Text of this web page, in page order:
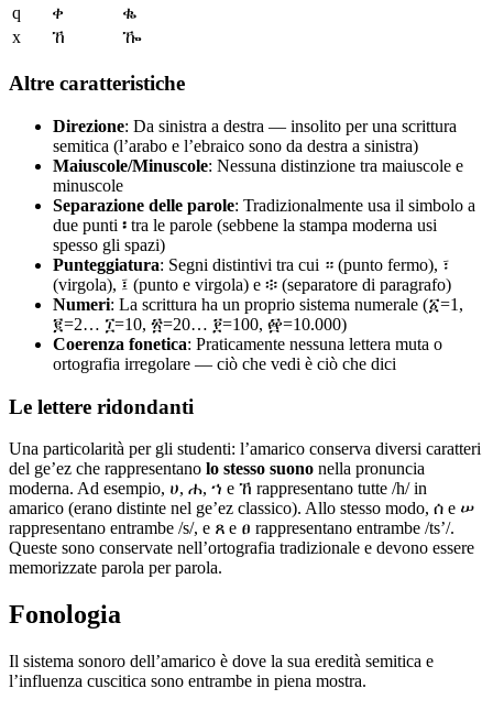
q
ቀ
ቈ
x
ኸ ዀ
Altre caratteristiche
Direzione: Da sinistra a destra — insolito per una scrittura
semitica (l’arabo e l’ebraico sono da destra a sinistra)
Maiuscole/Minuscole: Nessuna distinzione tra maiuscole e
minuscole
Separazione delle parole: Tradizionalmente usa il simbolo a
due punti ፡ tra le parole (sebbene la stampa moderna usi
spesso gli spazi)
Punteggiatura: Segni distintivi tra cui ። (punto fermo), ፣
(virgola), ፤ (punto e virgola) e ፨ (separatore di paragrafo)
Numeri: La scrittura ha un proprio sistema numerale (፩=1,
፪=2… ፲=10, ፳=20… ፻=100, ፼=10.000)
Coerenza fonetica: Praticamente nessuna lettera muta o
ortografia irregolare — ciò che vedi è ciò che dici
Le lettere ridondanti
Una particolarità per gli studenti: l’amarico conserva diversi caratteri
del ge’ez che rappresentano lo stesso suono nella pronuncia
moderna. Ad esempio, ሀ, ሐ, ኀ e ኸ rappresentano tutte /h/ in
amarico (erano distinte nel ge’ez classico). Allo stesso modo, ሰ e ሠ
rappresentano entrambe /s/, e ጸ e ፀ rappresentano entrambe /tsʼ/.
Queste sono conservate nell’ortografia tradizionale e devono essere
memorizzate parola per parola.
Fonologia
Il sistema sonoro dell’amarico è dove la sua eredità semitica e
l’influenza cuscitica sono entrambe in piena mostra.